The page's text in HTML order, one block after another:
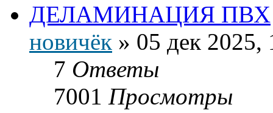
ДЕЛАМИНАЦИЯ ПВХ
новичёк » 05 дек 2025,
7 Ответы
7001 Просмотры